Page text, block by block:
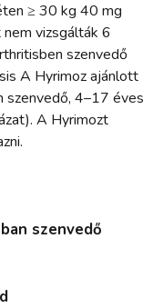
≥ 30 kg 40 mg
vizsgálták 6
szenvedő
A Hyrimoz ajánlott
szenvedő, 4–17 éves
A Hyrimozt
szenvedő